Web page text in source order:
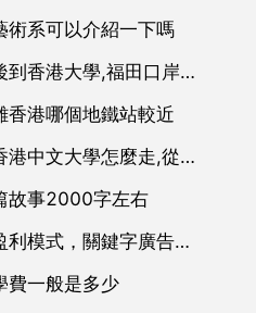
術系可以介紹一下嗎
福田口岸過關後到香港大學,福田口岸到香港中文大學怎麼走
香港哪個地鐵站較近
從港澳碼頭到香港中文大學怎麼走,從中港碼頭到香港中文大學怎麼走
故事2000字左右
關鍵字廣告的盈利模式，關鍵字廣告廣告
費一般是多少